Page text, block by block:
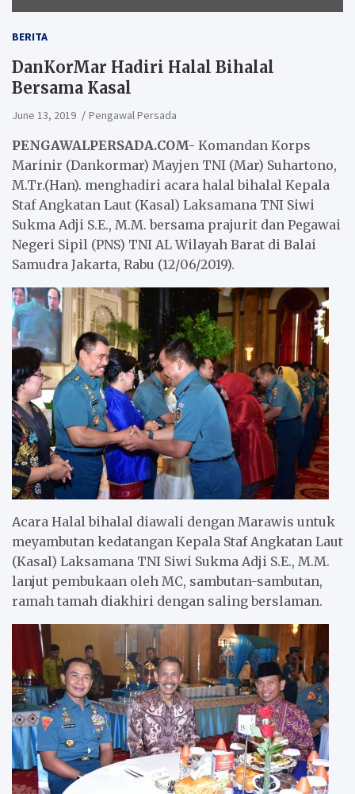
BERITA
DanKorMar Hadiri Halal Bihalal
Bersama Kasal
June 13, 2019 Pengawal Persada
PENGAWALPERSADA.COM- Komandan Korps
Marinir (Dankormar) Mayjen TNI (Mar) Suhartono,
M.Tr.(Han). menghadiri acara halal bihalal Kepala
Staf Angkatan Laut (Kasal) Laksamana TNI Siwi
Sukma Adji S.E., M.M. bersama prajurit dan Pegawai
Negeri Sipil (PNS) TNI AL Wilayah Barat di Balai
Samudra Jakarta, Rabu (12/06/2019).
Acara Halal bihalal diawali dengan Marawis untuk
meyambutan kedatangan Kepala Staf Angkatan Laut
(Kasal) Laksamana TNI Siwi Sukma Adji S.E., M.M.
lanjut pembukaan oleh MC, sambutan-sambutan,
ramah tamah diakhiri dengan saling berslaman.